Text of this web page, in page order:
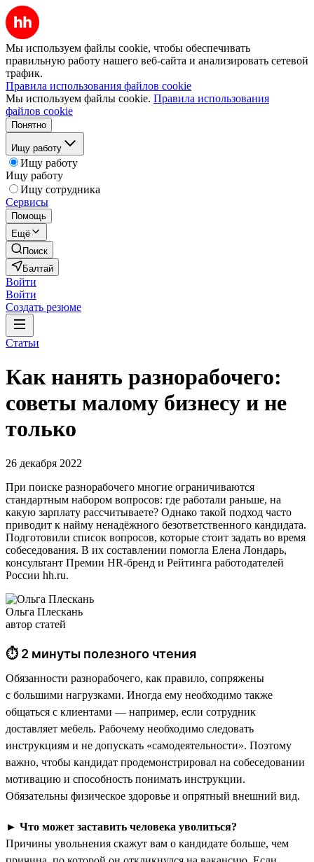
Мы используем файлы cookie, чтобы обеспечивать
правильную работу нашего веб-сайта и анализировать сетевой
трафик.
Правила использования файлов cookie
Мы используем файлы cookie. Правила использования
файлов cookie
Понятно
Ищу работу
Ищу работу
Ищу работу
Ищу сотрудника
Сервисы
Помощь
Ещё
Поиск
Балтай
Войти
Войти
Создать резюме
Статьи
Как нанять разнорабочего:
советы малому бизнесу и не
только
26 декабря 2022
При поиске разнорабочего многие ограничиваются
стандартным набором вопросов: где работали раньше, на
какую зарплату рассчитываете? Однако такой подход часто
приводит к найму ненадёжного безответственного кандидата.
Подготовили список вопросов, которые стоит задать во время
собеседования. В их составлении помогла Елена Лондарь,
консультант Премии HR-бренд и Рейтинга работодателей
России hh.ru.
Ольга Плескань
автор статей
⏱ 2 минуты полезного чтения
Обязанности разнорабочего, как правило, сопряжены
с большими нагрузками. Иногда ему необходимо также
общаться с клиентами — например, если сотрудник
доставляет мебель. Рабочему необходимо следовать
инструкциям и не допускать «самодеятельности». Поэтому
важно, чтобы кандидат продемонстрировал на собеседовании
мотивацию и способность понимать инструкции.
Обязательны физическое здоровье и опрятный внешний вид.
► Что может заставить человека уволиться?
Причины увольнения скажут вам о кандидате больше, чем